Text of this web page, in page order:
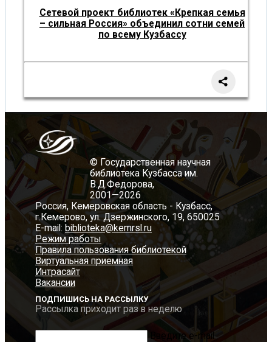
Сетевой проект библиотек «Крепкая семья
– сильная Россия» объединил сотни семей
по всему Кузбассу
© Государственная научная
библиотека Кузбасса им.
В.Д.Федорова,
2001—2026
Россия, Кемеровская область - Кузбасс,
г.Кемерово, ул. Дзержинского, 19, 650025
E-mail: biblioteka@kemrsl.ru
Режим работы
Правила пользования библиотекой
Виртуальная приемная
Интрасайт
Вакансии
ПОДПИШИСЬ НА РАССЫЛКУ
Рассылка приходит раз в неделю
Введите e-mail